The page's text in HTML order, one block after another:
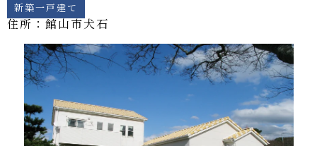
新築一戸建て
住所：館山市犬石